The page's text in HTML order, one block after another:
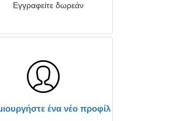
Εγγραφείτε δωρεάν
ένα νέο προφίλ